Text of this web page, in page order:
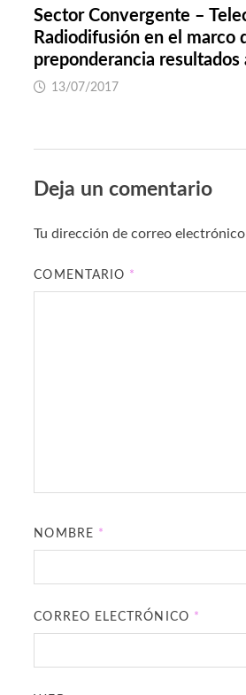
Sector Convergente –
Radiodifusión en el marco
preponderancia
13/07/2017
Deja un comentario
Tu dirección de correo
COMENTARIO *
NOMBRE *
CORREO ELECTRÓNICO *